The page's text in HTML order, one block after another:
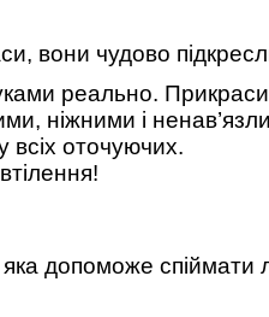
вони чудово
реально. Прикраси
ніжними і
всіх оточуючих.
допоможе спіймати